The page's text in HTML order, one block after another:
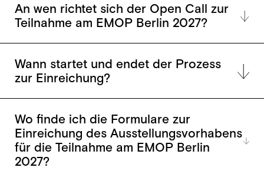
An wen richtet sich der Open Call zur
Teilnahme am EMOP Berlin 2027?
Wann startet und endet der Prozess
zur Einreichung?
Wo finde ich die Formulare zur
Einreichung des Ausstellungsvorhabens
für die Teilnahme am EMOP Berlin
2027?